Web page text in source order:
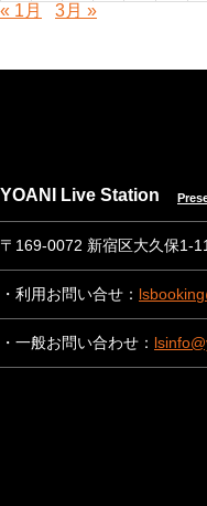
« 1月 3月 »
YOANI Live Station
〒169-0072 新宿区大久保1-
・利用お問い合せ：
・一般お問い合わせ：